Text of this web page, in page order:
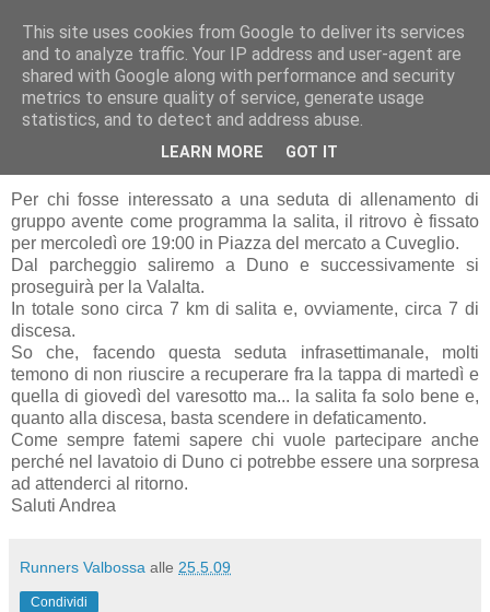
RUNNERS VALBOSSA
lunedì 25 maggio 2009
ALLENAMENTO IN SALITA
Per chi fosse interessato a una seduta di allenamento di
gruppo avente come programma la salita, il ritrovo è fissato
per mercoledì ore 19:00 in Piazza del mercato a Cuveglio.
Dal parcheggio saliremo a Duno e successivamente si
proseguirà per la Valalta.
In totale sono circa 7 km di salita e, ovviamente, circa 7 di
discesa.
So che, facendo questa seduta infrasettimanale, molti
temono di non riuscire a recuperare fra la tappa di martedì e
quella di giovedì del varesotto ma... la salita fa solo bene e,
quanto alla discesa, basta scendere in defaticamento.
Come sempre fatemi sapere chi vuole partecipare anche
perché nel lavatoio di Duno ci potrebbe essere una sorpresa
ad attenderci al ritorno.
Saluti Andrea
Runners Valbossa alle 25.5.09
Condividi
This site uses cookies from Google to deliver its services
and to analyze traffic. Your IP address and user-agent are
shared with Google along with performance and security
metrics to ensure quality of service, generate usage
statistics, and to detect and address abuse.
LEARN MORE GOT IT